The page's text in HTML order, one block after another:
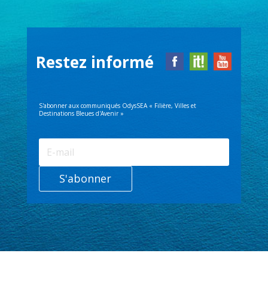
Restez informé
S'abonner aux communiqués OdysSEA « Filière, Villes et
Destinations Bleues d'Avenir »
S'abonner